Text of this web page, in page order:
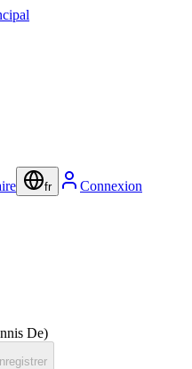
fr Connexion
De)